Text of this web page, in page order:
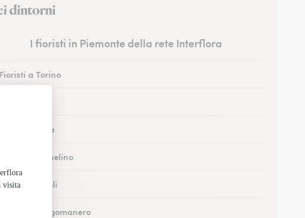
dintorni
I fioristi in Piemonte della rete Interflora
Fioristi a Torino
Fioristi a Alba
Fioristi a Nichelino
a Rivoli
Fioristi a Borgomanero